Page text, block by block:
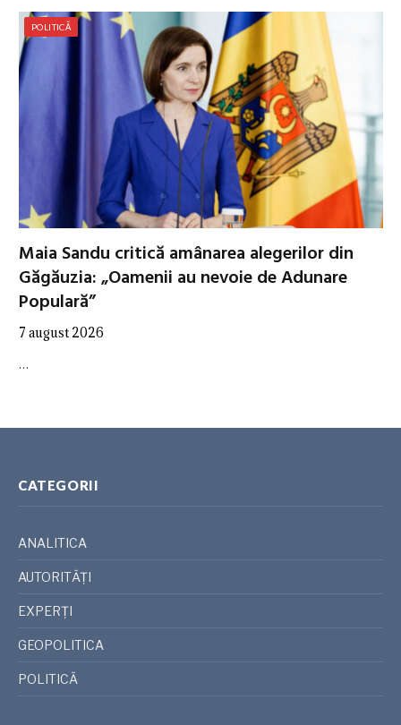
POLITICĂ
Maia Sandu critică amânarea alegerilor din
Găgăuzia: „Oamenii au nevoie de Adunare
Populară”
7 august 2026
…
CATEGORII
ANALITICA
AUTORITĂȚI
EXPERȚI
GEOPOLITICA
POLITICĂ